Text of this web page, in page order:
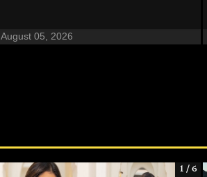
August 05, 2026
1 / 6